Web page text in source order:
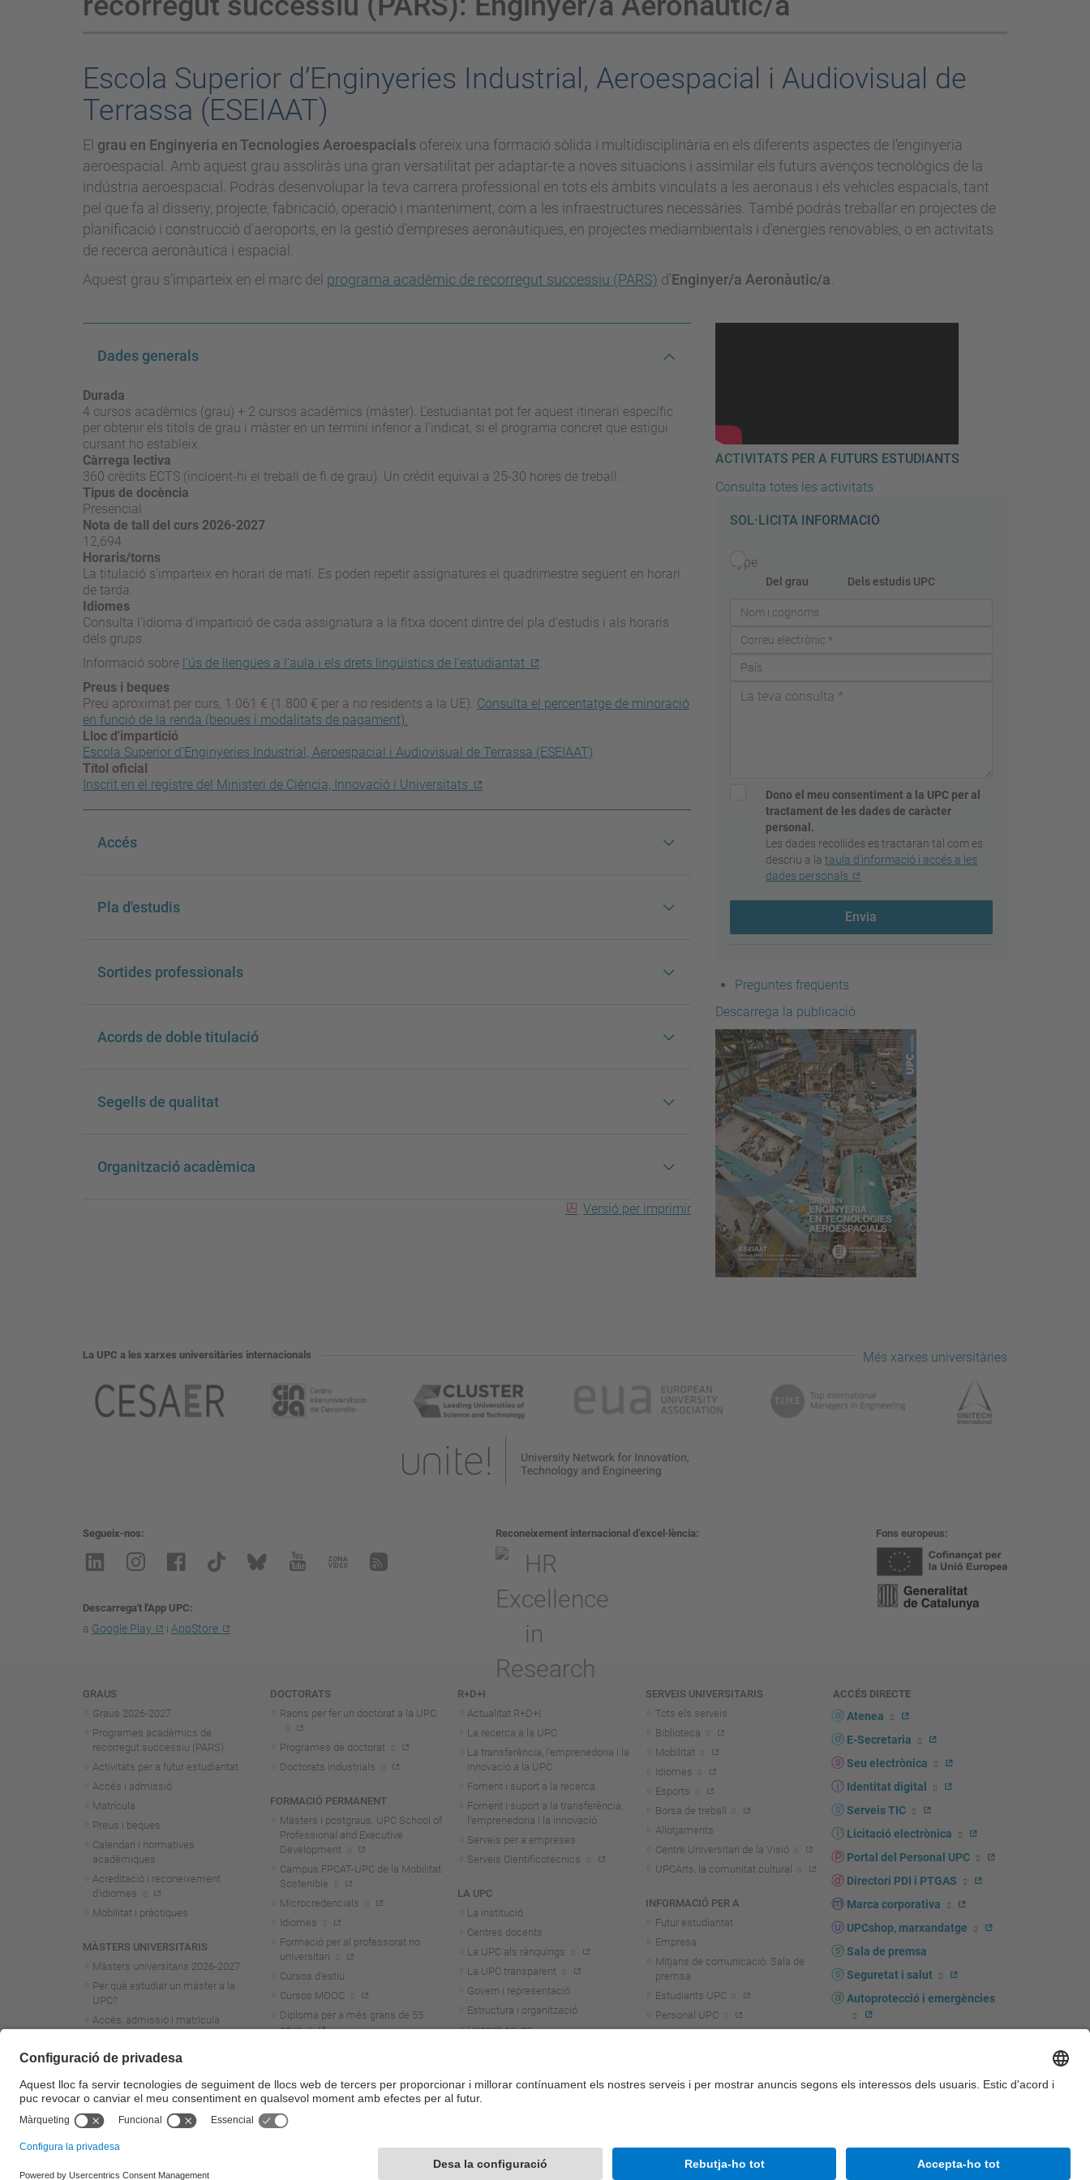
Escola Superior d’Enginyeries Industrial, Aeroespacial i Audiovisual de
Terrassa (ESEIAAT)
El grau en Enginyeria en Tecnologies Aeroespacials ofereix una formació sòlida i multidisciplinària en els diferents aspectes de l'enginyeria
aeroespacial. Amb aquest grau assoliràs una gran versatilitat per adaptar-te a noves situacions i assimilar els futurs avenços tecnològics de la
indústria aeroespacial. Podràs desenvolupar la teva carrera professional en tots els àmbits vinculats a les aeronaus i els vehicles espacials, tant
pel que fa al disseny, projecte, fabricació, operació i manteniment, com a les infraestructures necessàries. També podràs treballar en projectes de
planificació i construcció d'aeroports, en la gestió d'empreses aeronàutiques, en projectes mediambientals i d'energies renovables, o en activitats
de recerca aeronàutica i espacial.
Aquest grau s’imparteix en el marc del programa acadèmic de recorregut successiu (PARS) d'Enginyer/a Aeronàutic/a.
Dades generals
Durada
4 cursos acadèmics (grau) + 2 cursos acadèmics (màster). L’estudiantat pot fer aquest itinerari específic
per obtenir els títols de grau i màster en un termini inferior a l’indicat, si el programa concret que estigui
cursant ho estableix.
Càrrega lectiva
360 crèdits ECTS (incloent-hi el treball de fi de grau). Un crèdit equival a 25-30 hores de treball.
Tipus de docència
Presencial
Nota de tall del curs 2026-2027
12,694
Horaris/torns
La titulació s'imparteix en horari de matí. Es poden repetir assignatures el quadrimestre següent en horari
de tarda.
Idiomes
Consulta l'idioma d'impartició de cada assignatura a la fitxa docent dintre del pla d'estudis i als horaris
dels grups.
Informació sobre l'ús de llengües a l'aula i els drets lingüístics de l'estudiantat
.
Preus i beques
Preu aproximat per curs, 1.061 € (1.800 € per a no residents a la UE). Consulta el percentatge de minoració
en funció de la renda (beques i modalitats de pagament).
Lloc d'impartició
Escola Superior d’Enginyeries Industrial, Aeroespacial i Audiovisual de Terrassa (ESEIAAT)
Títol oficial
Inscrit en el registre del Ministeri de Ciència, Innovació i Universitats
Accés
Pla d'estudis
Sortides professionals
Acords de doble titulació
Segells de qualitat
Organització acadèmica
Versió per imprimir
ACTIVITATS PER A FUTURS ESTUDIANTS
Consulta totes les activitats
SOL·LICITA INFORMACIÓ
Type
Del grau Dels estudis UPC
Dono el meu consentiment a la UPC per al
tractament de les dades de caràcter
personal.
Les dades recollides es tractaran tal com es
descriu a la taula d'informació i accés a les
dades personals
Envia
Preguntes freqüents
Descarrega la publicació
La UPC a les xarxes universitàries internacionals Més xarxes universitàries
Segueix-nos
Descarrega't l'App UPC
a Google Play i AppStore
Reconeixement internacional d’excel·lència Fons europeus
Navegació
GRAUS
Graus 2026-2027
Programes acadèmics de
recorregut successiu (PARS)
Activitats per a futur estudiantat
Accés i admissió
Matrícula
Preus i beques
Calendari i normatives
acadèmiques
Acreditació i reconeixement
d'idiomes
Mobilitat i pràctiques
MÀSTERS UNIVERSITARIS
Màsters universitaris 2026-2027
Per què estudiar un màster a la
UPC?
Accés, admissió i matrícula
Calendari i normatives
Acreditació i reconeixement
Mobilitat i pràctiques
DOCTORATS
Raons per fer un doctorat a la UPC
Programes de doctorat
Doctorats industrials
FORMACIÓ PERMANENT
Màsters i postgraus. UPC School of
Professional and Executive
Development
Campus FPCAT-UPC de la Mobilitat
Sostenible
Microcredencials
Idiomes
Formació per al professorat no
universitari
Cursos d'estiu
Cursos MOOC
Diploma per a més grans de 55
anys
R+D+I
Actualitat R+D+I
La recerca a la UPC
La transferència, l'emprenedoria i la
innovació a la UPC
Foment i suport a la recerca
Foment i suport a la transferència,
l'emprenedoria i la innovació
Serveis per a empreses
Serveis Cientificotècnics
LA UPC
La institució
Centres docents
La UPC als rànquings
La UPC transparent
Govern i representació
Estructura i organització
Honoris causa
SERVEIS UNIVERSITARIS
Tots els serveis
Biblioteca
Mobilitat
Idiomes
Esports
Borsa de treball
Allotjaments
Centre Universitari de la Visió
UPCArts, la comunitat cultural
INFORMACIÓ PER A
Futur estudiantat
Empresa
Mitjans de comunicació. Sala de
premsa
Estudiants UPC
Personal UPC
ACCÉS DIRECTE
Atenea
E-Secretaria
Seu electrònica
Identitat digital
Serveis TIC
Licitació electrònica
Portal del Personal UPC
Directori PDI i PTGAS
Marca corporativa
UPCshop, marxandatge
Sala de premsa
Seguretat i salut
Autoprotecció i emergències